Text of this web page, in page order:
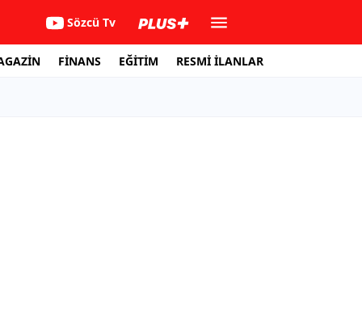
Sözcü Tv
FİNANS EĞİTİM RESMİ İLANLAR